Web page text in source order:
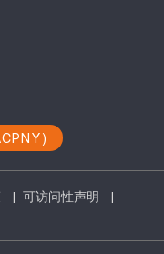
| 可访问性声明
|